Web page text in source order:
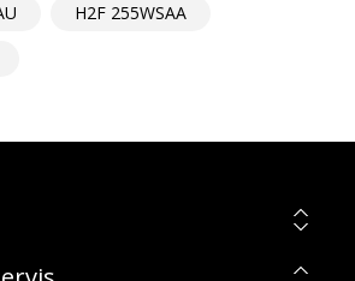
H2F 255WSAA